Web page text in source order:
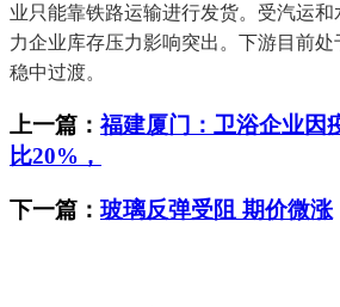
业只能靠铁路运输进行发货。受汽运
力企业库存压力影响突出。下游目前
稳中过渡。
上一篇：福建厦门：卫浴企业因
比20%，
下一篇： 玻璃反弹受阻 期价微涨